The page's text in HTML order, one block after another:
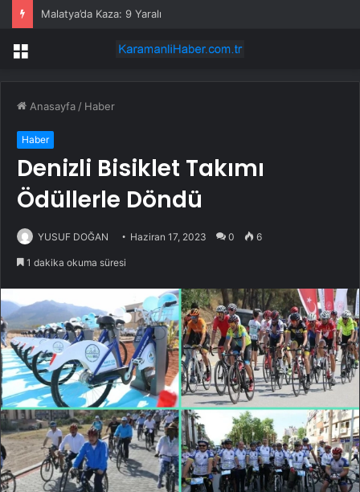
Malatya’da Kaza: 9 Yaralı
Menü
Anasayfa / Haber
Haber
Denizli Bisiklet Takımı
Ödüllerle Döndü
YUSUF DOĞAN Haziran 17, 2023 0 6
1 dakika okuma süresi